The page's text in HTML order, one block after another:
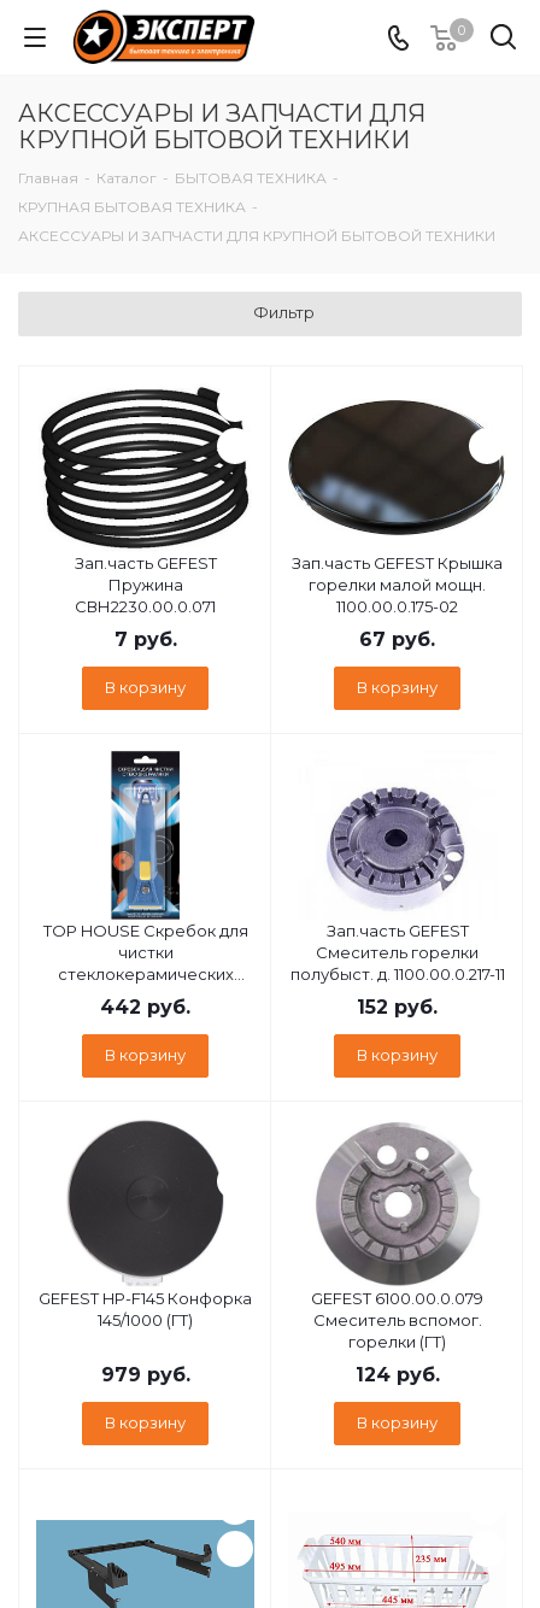
0
АКСЕССУАРЫ И ЗАПЧАСТИ ДЛЯ
КРУПНОЙ БЫТОВОЙ ТЕХНИКИ
Главная - Каталог - БЫТОВАЯ ТЕХНИКА -
КРУПНАЯ БЫТОВАЯ ТЕХНИКА -
АКСЕССУАРЫ И ЗАПЧАСТИ ДЛЯ КРУПНОЙ БЫТОВОЙ ТЕХНИКИ
Фильтр
Зап.часть GEFEST
Пружина
СВН2230.00.0.071
7 руб.
В корзину
Зап.часть GEFEST Крышка
горелки малой мощн.
1100.00.0.175-02
67 руб.
В корзину
TOP HOUSE Скребок для
чистки
стеклокерамических
поверхностей (392326)
442 руб.
В корзину
Зап.часть GEFEST
Смеситель горелки
полубыст. д. 1100.00.0.217-11
152 руб.
В корзину
GEFEST HP-F145 Конфорка
145/1000 (ГТ)
979 руб.
В корзину
GEFEST 6100.00.0.079
Смеситель вспомог.
горелки (ГТ)
124руб.
В корзину